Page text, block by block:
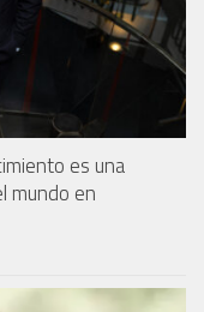
es una
mundo en